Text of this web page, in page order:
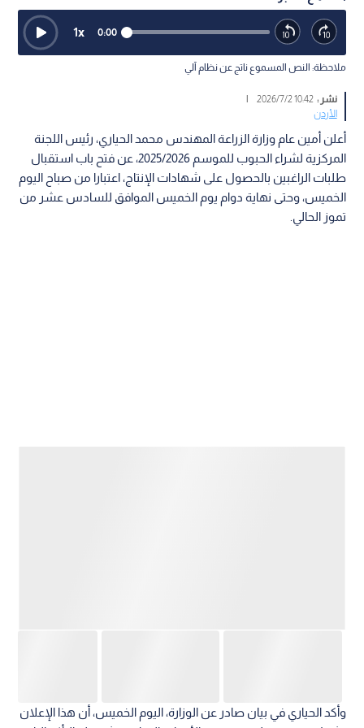
0:00
1x
ملاحظة: النص المسموع ناتج عن نظام آلي
نشر :10:42 2026/7/2
|
الأردن
أعلن أمين عام وزارة الزراعة المهندس محمد الحياري، رئيس اللجنة
المركزية لشراء الحبوب للموسم 2025/2026، عن فتح باب استقبال
طلبات الراغبين بالحصول على شهادات الإنتاج، اعتبارا من صباح اليوم
الخميس، وحتى نهاية دوام يوم الخميس الموافق للسادس عشر من
تموز الحالي.
وأكد الحياري في بيان صادر عن الوزارة، اليوم الخميس، أن هذا الإعلان